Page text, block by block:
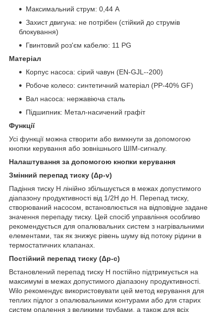
Максимальний струм: 0,44 А
Захист двигуна: не потрібен (стійкий до струмів
блокування)
Гвинтовий роз'єм кабелю: 11 PG
Матеріал
Корпус насоса: сірий чавун (EN‐GJL‐-200)
Робоче колесо: синтетичний матеріал (PP‐40% GF)
Вал насоса: нержавіюча сталь
Підшипник: Метал-насичений графіт
Функції
Усі функції можна створити або вимкнути за допомогою
кнопки керування або зовнішнього ШІМ-сигналу.
Налаштування за допомогою кнопки керування
Змінний перепад тиску (Δp-v)
Падіння тиску H лінійно збільшується в межах допустимого
діапазону продуктивності від 1/2H до H. Перепад тиску,
створюваний насосом, встановлюється на відповідне задане
значення перепаду тиску. Цей спосіб управління особливо
рекомендується для опалювальних систем з нагрівальними
елементами, так як знижує рівень шуму від потоку рідини в
термостатичних клапанах.
Постійний перепад тиску (Δp-c)
Встановлений перепад тиску H постійно підтримується на
максимумі в межах допустимого діапазону продуктивності.
Wilo рекомендує використовувати цей метод керування для
теплих підлог з опалювальними контурами або для старих
систем опалення з великими трубами, а також для всіх